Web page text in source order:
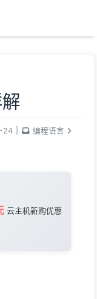
24
编程语言
云主机新购优惠